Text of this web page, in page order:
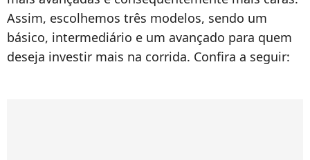
Assim, escolhemos três modelos, sendo um
básico, intermediário e um avançado para quem
deseja investir mais na corrida. Confira a seguir: